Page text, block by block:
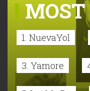
1. NuevaYol
3. Yamore